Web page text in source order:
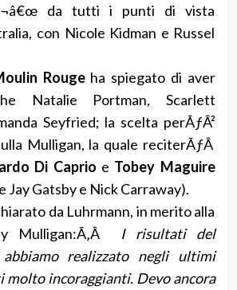
da tutti i punti di vista
con Nicole Kidman e Russel
Rougeha spiegato di aver
Natalie Portman, Scarlett
Seyfried; la scelta perÃƒÂ²
Mulligan, la quale reciterÃƒÂ
Di Caprio e Tobey Maguire
Gatsby e Nick Carraway).
da Luhrmann, in merito alla
Mulligan:Ã‚Â
I risultati del
realizzato negli ultimi
molto incoraggianti. Devo ancora